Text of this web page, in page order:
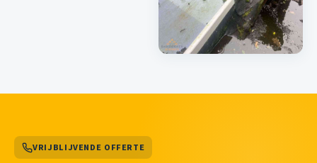
VRIJBLIJVENDE OFFERTE